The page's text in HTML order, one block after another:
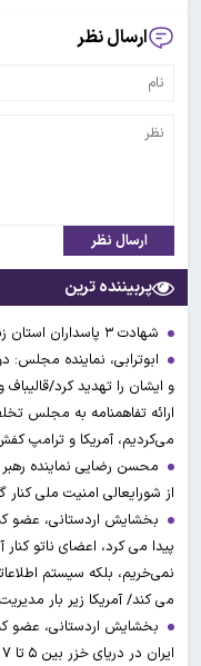
ارسال نظر
ارسال نظر
پربیننده ترین
شهادت ۳ ‌پاسداران استان زنجان در حمله موشکی آمریکا
و ایشان را تهدید کرد/
ارائه تفاهمنامه به مجلس
می‌کردیم، آمریکا و ترامپ
محسن رضایی نماینده
از شورایعالی امنیت ملی
بخشایش اردستانی، عضو
پیدا می کرد، اعضای ناتو
نمی‌خریم، بلکه سیستم
می کند/ آمریکا زیر بار
بخشایش اردستانی، عضو